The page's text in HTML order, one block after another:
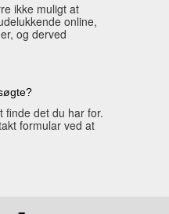
ikke muligt at
online,
og derved
det du har for.
formular ved at